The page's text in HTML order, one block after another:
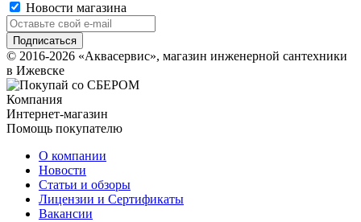
Новости магазина
© 2016-2026 «Аквасервис», магазин инженерной сантехники
в Ижевске
Компания
Интернет-магазин
Помощь покупателю
О компании
Новости
Статьи и обзоры
Лицензии и Сертификаты
Вакансии